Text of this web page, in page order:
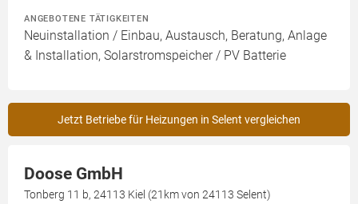
ANGEBOTENE TÄTIGKEITEN
Neuinstallation / Einbau, Austausch, Beratung, Anlage
& Installation, Solarstromspeicher / PV Batterie
Jetzt Betriebe für Heizungen in Selent vergleichen
Doose GmbH
Tonberg 11 b, 24113 Kiel (21km von 24113 Selent)